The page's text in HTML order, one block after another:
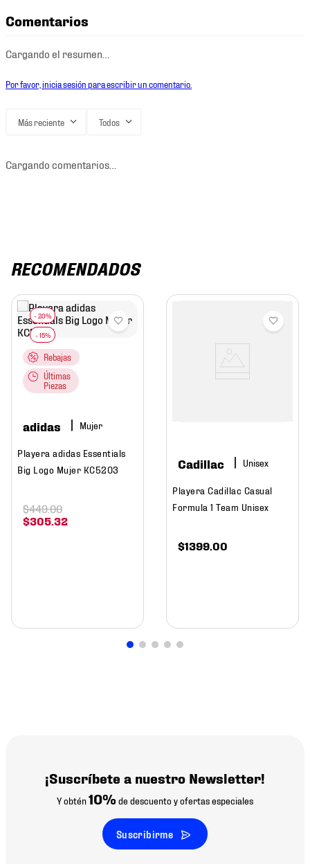
Comentarios
Cargando el resumen…
Por favor, inicia sesión para escribir un comentario.
Más reciente Todos
Cargando comentarios…
RECOMENDADOS
Rebajas
Últimas
Piezas
adidas Mujer
Playera adidas Essentials
Big Logo Mujer KC5203
$305.32
$449.00
Cadillac
Playera Cadillac Casual
Formula 1 Team Unisex
$1399.00
¡Suscríbete a nuestro Newsletter!
Y obtén10% de descuento y ofertas especiales
Suscribirme